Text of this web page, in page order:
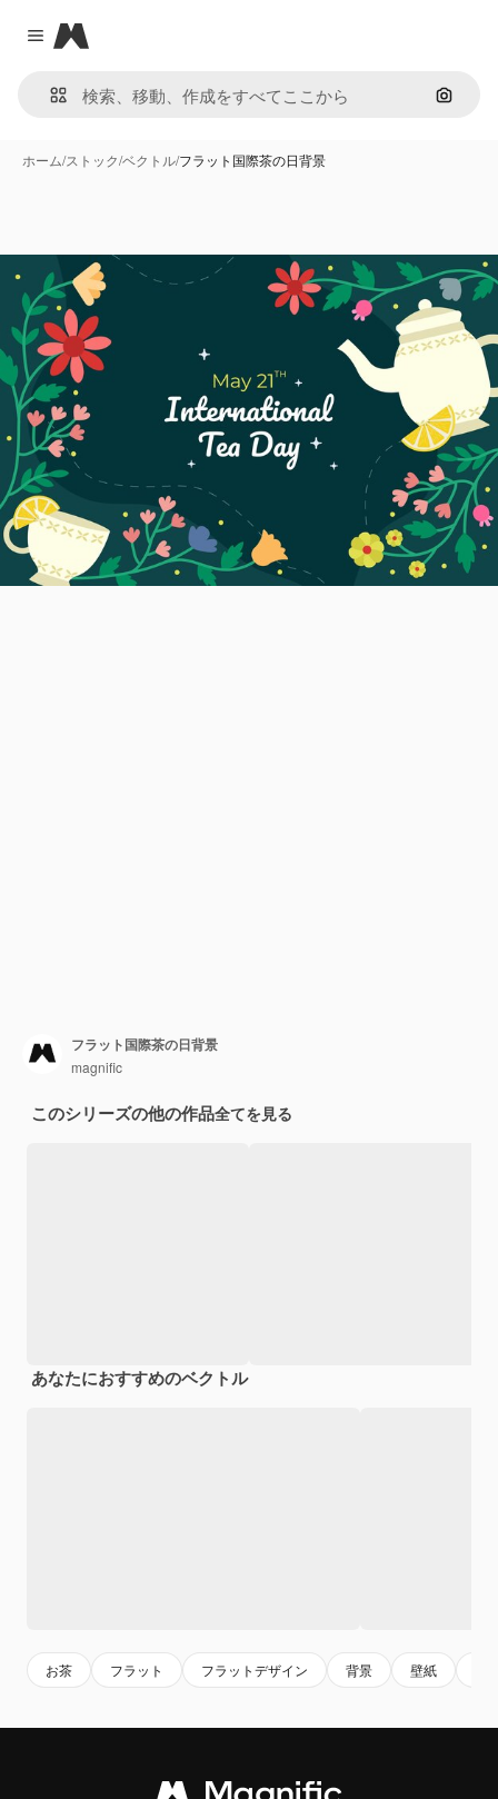
Close menu
Magnific
画像で
ホーム/ストック/ベクトル/フラット国際茶の日背景
フラット国際茶の日背景
magnific
このシリーズの他の作品全てを見る
あなたにおすすめのベクトル
お茶 フラット フラットデザイン 背景 壁紙